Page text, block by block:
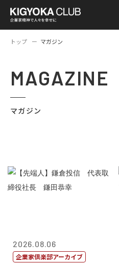
トップ マガジン
MAGAZINE
マガジン
2026.08.06
企業家倶楽部アーカイブ